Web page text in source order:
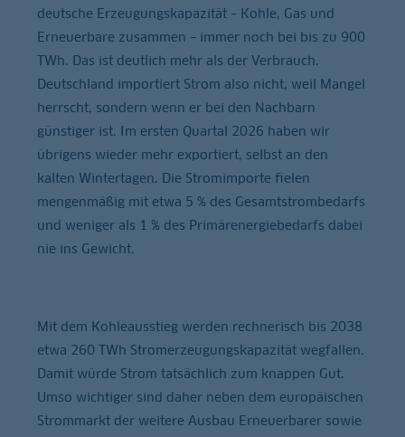
deutsche Erzeugungskapazität – Kohle, Gas und
Erneuerbare zusammen – immer noch bei bis zu 900
TWh. Das ist deutlich mehr als der Verbrauch.
Deutschland importiert Strom also nicht, weil Mangel
herrscht, sondern wenn er bei den Nachbarn
günstiger ist. Im ersten Quartal 2026 haben wir
übrigens wieder mehr exportiert, selbst an den
kalten Wintertagen. Die Stromimporte fielen
mengenmäßig mit etwa 5 % des Gesamtstrombedarfs
und weniger als 1 % des Primärenergiebedarfs dabei
nie ins Gewicht.
Mit dem Kohleausstieg werden rechnerisch bis 2038
etwa 260 TWh Stromerzeugungskapazität wegfallen.
Damit würde Strom tatsächlich zum knappen Gut.
Umso wichtiger sind daher neben dem europäischen
Strommarkt der weitere Ausbau Erneuerbarer sowie